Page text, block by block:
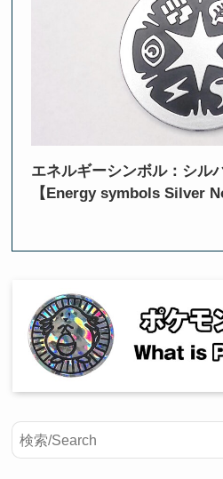
エネルギーシンボル：シル
【Energy symbols Silver